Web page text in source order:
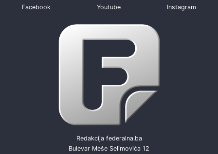
Facebook Youtube Instagram
Redakcija federalna.ba
Bulevar Meše Selimovića 12